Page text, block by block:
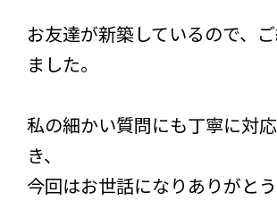
お友達が新築しているので、
ました。
私の細かい質問にも丁寧に対
き、
今回はお世話になりありがと